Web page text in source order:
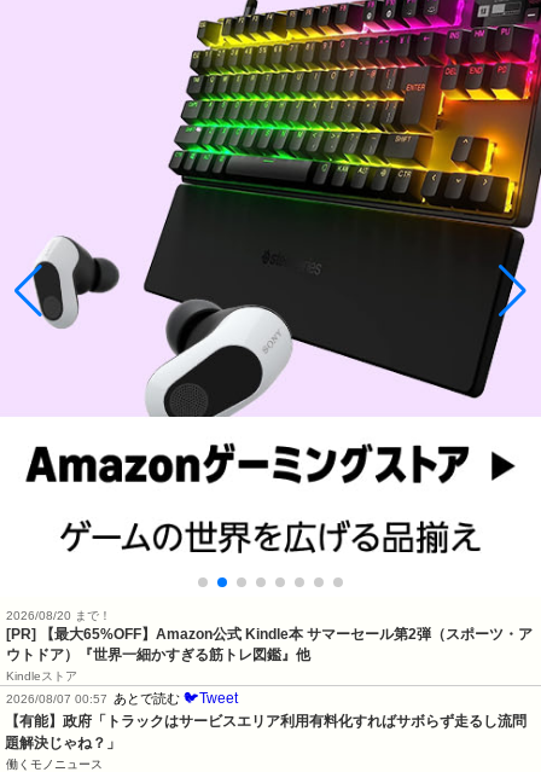
2026/08/20 まで！
[PR]
【最大65%OFF】Amazon公式 Kindle本 サマーセール第2弾（スポーツ・ア
ウトドア）『世界一細かすぎる筋トレ図鑑』他
Kindleストア
2026/08/07 00:57
あとで読む 🐦Tweet
【有能】政府「トラックはサービスエリア利用有料化すればサボらず走るし流問
題解決じゃね？」
働くモノニュース